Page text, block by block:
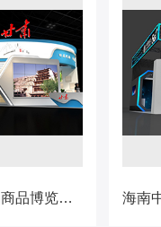
海南一乡一品商品博览会---馆